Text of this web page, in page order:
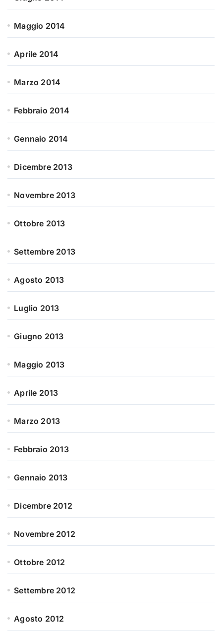
Maggio 2014
Aprile 2014
Marzo 2014
Febbraio 2014
Gennaio 2014
Dicembre 2013
Novembre 2013
Ottobre 2013
Settembre 2013
Agosto 2013
Luglio 2013
Giugno 2013
Maggio 2013
Aprile 2013
Marzo 2013
Febbraio 2013
Gennaio 2013
Dicembre 2012
Novembre 2012
Ottobre 2012
Settembre 2012
Agosto 2012